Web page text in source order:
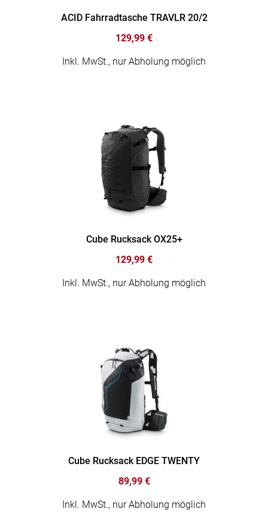
ACID Fahrradtasche TRAVLR 20/2
129,99 €
Inkl. MwSt., nur Abholung möglich
Cube Rucksack OX25+
129,99 €
Inkl. MwSt., nur Abholung möglich
Cube Rucksack EDGE TWENTY
89,99 €
Inkl. MwSt., nur Abholung möglich